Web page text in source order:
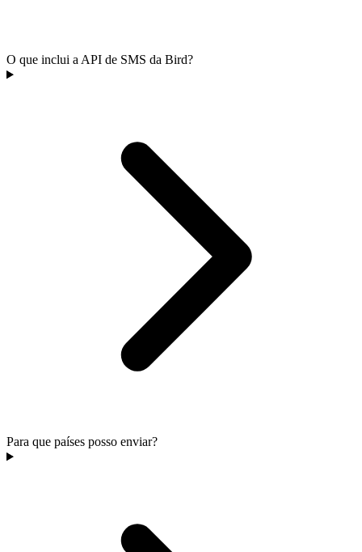
O que inclui a API de SMS da Bird?
Para que países posso enviar?